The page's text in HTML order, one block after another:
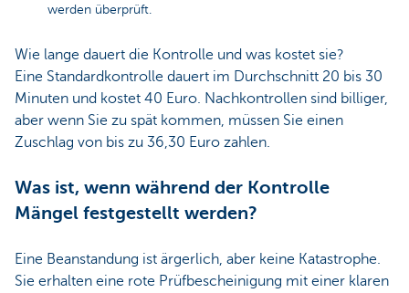
werden überprüft.
Wie lange dauert die Kontrolle und was kostet sie?
Eine Standardkontrolle dauert im Durchschnitt 20 bis 30
Minuten und kostet 40 Euro. Nachkontrollen sind billiger,
aber wenn Sie zu spät kommen, müssen Sie einen
Zuschlag von bis zu 36,30 Euro zahlen.
Was ist, wenn während der Kontrolle
Mängel festgestellt werden?
Eine Beanstandung ist ärgerlich, aber keine Katastrophe.
Sie erhalten eine rote Prüfbescheinigung mit einer klaren